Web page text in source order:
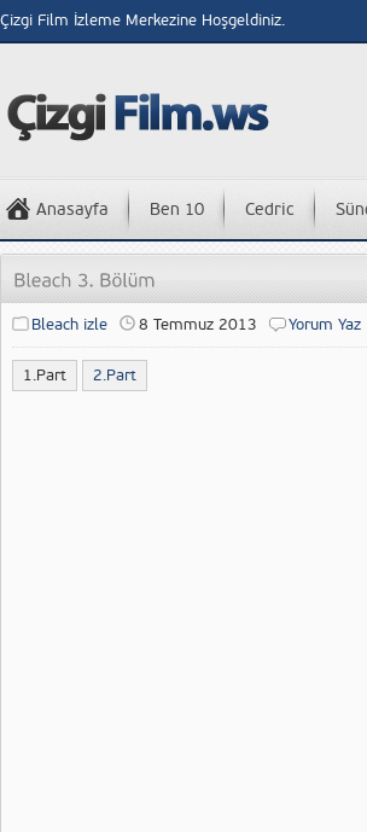
Çizgi Film İzleme Merkezine Hoşgeldiniz.
Anasayfa Ben 10 Cedric
Bleach izle 8 Temmuz 2013 Yorum Yaz
1.Part 2.Part